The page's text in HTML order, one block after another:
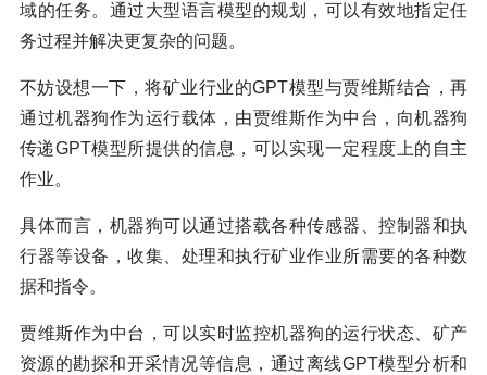
域的任务。通过大型语言模型的规划，可以有效地指定任
务过程并解决更复杂的问题。
不妨设想一下，将矿业行业的GPT模型与贾维斯结合，再
通过机器狗作为运行载体，由贾维斯作为中台，向机器狗
传递GPT模型所提供的信息，可以实现一定程度上的自主
作业。
具体而言，机器狗可以通过搭载各种传感器、控制器和执
行器等设备，收集、处理和执行矿业作业所需要的各种数
据和指令。
贾维斯作为中台，可以实时监控机器狗的运行状态、矿产
资源的勘探和开采情况等信息，通过离线GPT模型分析和